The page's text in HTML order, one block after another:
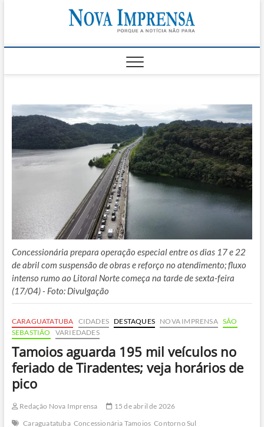
SÃO SEBASTIÃO,
Concessionária prepara operação especial entre os dias 17 e 22
de abril com suspensão de obras e reforço no atendimento; fluxo
intenso rumo ao Litoral Norte começa na tarde de sexta-feira
(17/04) - Foto: Divulgação
CARAGUATATUBA CIDADES DESTAQUES NOVA IMPRENSA SÃO
SEBASTIÃO
VARIEDADES
Tamoios aguarda 195 mil veículos no
feriado de Tiradentes; veja horários de
pico
Redação Nova Imprensa
15 de abril de 2026
Caraguatatuba Concessionária Tamoios Contorno Sul